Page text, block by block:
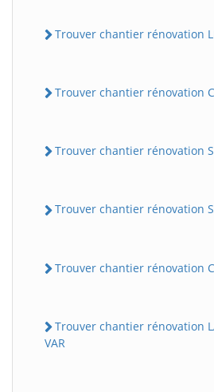
Trouver chantier rénovation
Trouver chantier rénovation
Trouver chantier rénovation
Trouver chantier rénovation
Trouver chantier rénovation
Trouver chantier rénovation
VAR